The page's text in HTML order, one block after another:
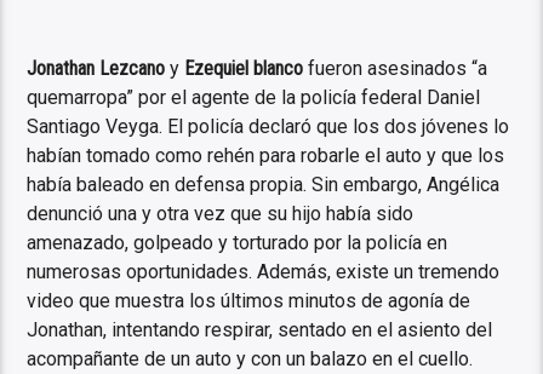
Jonathan Lezcano y Ezequiel blanco fueron asesinados “a
quemarropa” por el agente de la policía federal Daniel
Santiago Veyga. El policía declaró que los dos jóvenes lo
habían tomado como rehén para robarle el auto y que los
había baleado en defensa propia. Sin embargo, Angélica
denunció una y otra vez que su hijo había sido
amenazado, golpeado y torturado por la policía en
numerosas oportunidades. Además, existe un tremendo
video que muestra los últimos minutos de agonía de
Jonathan, intentando respirar, sentado en el asiento del
acompañante de un auto y con un balazo en el cuello.